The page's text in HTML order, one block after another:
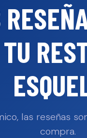
las reseñas
compra.